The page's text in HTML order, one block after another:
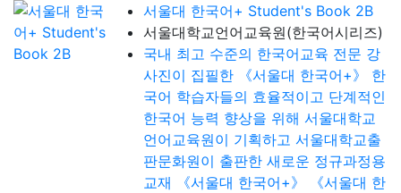
서울대 한국어+ Student's Book 2B
서울대학교언어교육원(한국어시리즈)
국내 최고 수준의 한국어교육 전문 강
사진이 집필한 《서울대 한국어+》 한
국어 학습자들의 효율적이고 단계적인
한국어 능력 향상을 위해 서울대학교
언어교육원이 기획하고 서울대학교출
판문화원이 출판한 새로운 정규과정용
교재 《서울대 한국어+》 《서울대 한